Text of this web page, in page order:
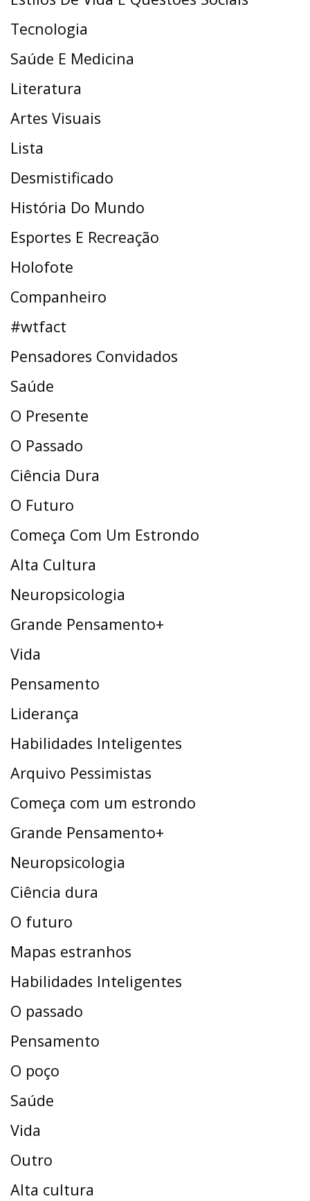
Tecnologia
Saúde E Medicina
Literatura
Artes Visuais
Lista
Desmistificado
História Do Mundo
Esportes E Recreação
Holofote
Companheiro
#wtfact
Pensadores Convidados
Saúde
O Presente
O Passado
Ciência Dura
O Futuro
Começa Com Um Estrondo
Alta Cultura
Neuropsicologia
Grande Pensamento+
Vida
Pensamento
Liderança
Habilidades Inteligentes
Arquivo Pessimistas
Começa com um estrondo
Grande Pensamento+
Neuropsicologia
Ciência dura
O futuro
Mapas estranhos
Habilidades Inteligentes
O passado
Pensamento
O poço
Saúde
Vida
Outro
Alta cultura